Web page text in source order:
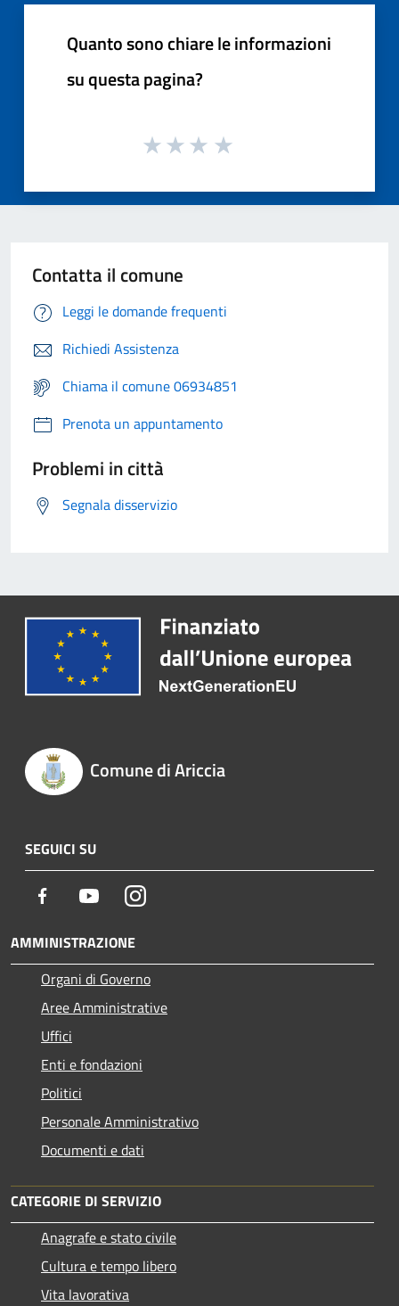
Quanto sono chiare le informazioni
su questa pagina?
Contatta il comune
Leggi le domande frequenti
Richiedi Assistenza
Chiama il comune 06934851
Prenota un appuntamento
Problemi in città
Segnala disservizio
Comune di Ariccia
SEGUICI SU
Facebook YoutubeInstagram
AMMINISTRAZIONE
Organi di Governo
Aree Amministrative
Uffici
Enti e fondazioni
Politici
Personale Amministrativo
Documenti e dati
CATEGORIE DI SERVIZIO
Anagrafe e stato civile
Cultura e tempo libero
Vita lavorativa